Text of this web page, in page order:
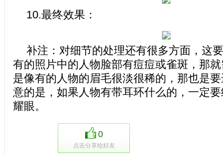
10.最终效果：
补注：对细节的处理还有很多方面，这
有的照片中的人物脸部有痘痘或雀斑，那
是像有的人物的眉毛很淡很稀的，那也是
意的是，如果人物有带耳环什么的，一定
耀眼。
0
点击分享给好友